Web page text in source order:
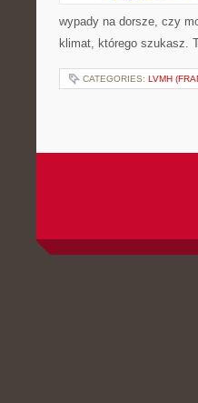
wypady na dorsze, czy
klimat, którego szukasz.
CATEGORIES: LVMH